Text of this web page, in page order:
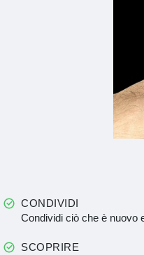
CONDIVIDI
Condividi ciò che è nuovo
SCOPRIRE